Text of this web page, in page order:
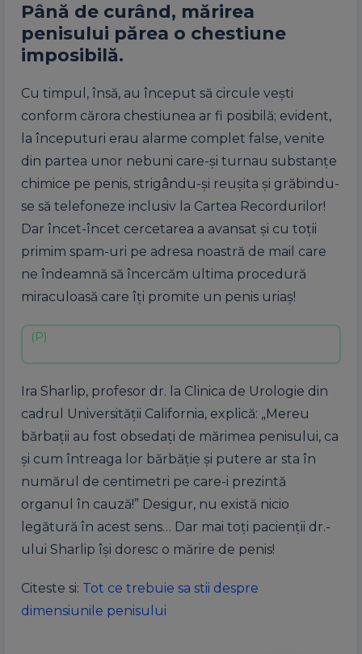
Până de curând, mărirea
penisului părea o chestiune
imposibilă.
Cu timpul, însă, au început să circule vești
conform cărora chestiunea ar fi posibilă; evident,
la începuturi erau alarme complet false, venite
din partea unor nebuni care-și turnau substanțe
chimice pe penis, strigându-și reușita și grăbindu-
se să telefoneze inclusiv la Cartea Recordurilor!
Dar încet-încet cercetarea a avansat și cu toții
primim spam-uri pe adresa noastră de mail care
ne îndeamnă să încercăm ultima procedură
miraculoasă care îți promite un penis uriaș!
Ira Sharlip, profesor dr. la Clinica de Urologie din
cadrul Universității California, explică: „Mereu
bărbații au fost obsedați de mărimea penisului, ca
și cum întreaga lor bărbăție și putere ar sta în
numărul de centimetri pe care-i prezintă
organul în cauză!” Desigur, nu există nicio
legătură în acest sens… Dar mai toți pacienții dr.-
ului Sharlip își doresc o mărire de penis!
Citeste si: Tot ce trebuie sa stii despre
dimensiunile penisului